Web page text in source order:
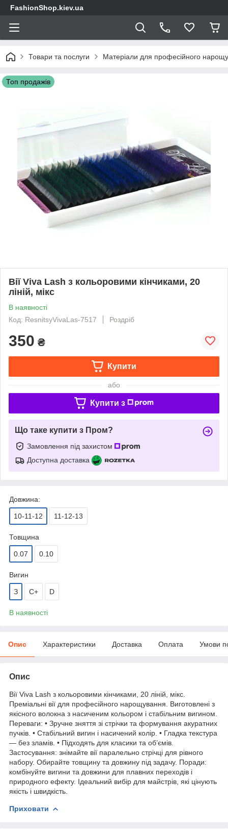
FashionShop.kiev.ua
Товари та послуги Матеріали для професійного
Топ продажів
Вії Viva Lash з кольоровими кінчиками, 20
ліній, мікс
В наявності
Код: ResnitsyVivaLas-7517
Роздріб
350 ₴
Купити
або
Купити з
Що таке купити з Пром?
Замовлення під захистом
Доступна доставка
Довжина:
10-11-12 11-12-13
Товщина
0.07 0.10
Вигин
З C+ D
В наявності
Опис Характеристики Доставка Оплата Умови
Опис
Вії Viva Lash з кольоровими кінчиками, 20 ліній, мікс.
Преміальні вії для професійного нарощування. Виготовлені з
якісного волокна з насиченим кольором і стабільним вигином.
Переваги: • Зручне зняття зі стрічки та формування акуратних
пучків. • Стабільний вигин і насичений колір. • Гладка текстура
— без зламів. • Підходять для класики та об’ємів.
Застосування: знімайте вії паралельно стрічці для рівного
набору. Обирайте товщину та довжину під задачу. Поради:
комбінуйте вигини та довжини для плавних переходів і
природного ефекту. Ідеальний вибір для майстрів, які цінують
якість і швидкість.
Приховати